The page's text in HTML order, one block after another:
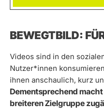
BEWEGTBILD:
Videos sind in den
Nutzer*innen
ihnen anschaulich, kurz
Dementsprechend
breiteren Zielgruppe